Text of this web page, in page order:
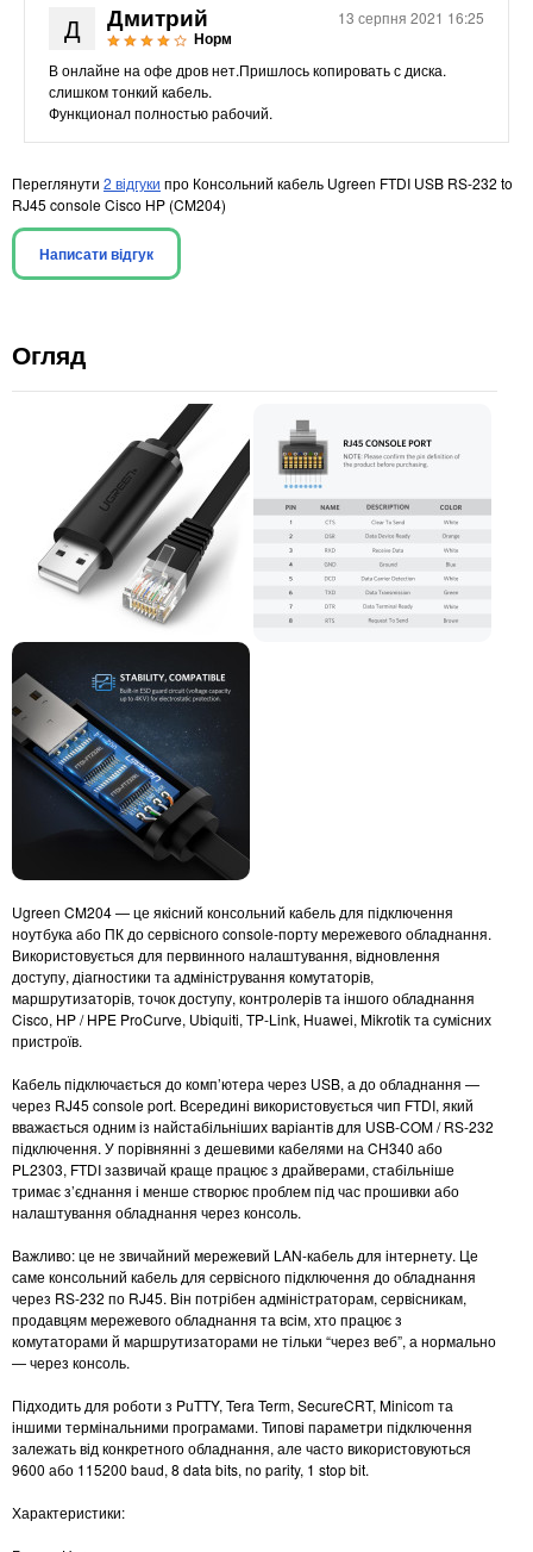
13 серпня 2021 16:25
Д Дмитрий
Норм
В онлайне на офе дров нет.Пришлось копировать с диска.
слишком тонкий кабель.
Функционал полностью рабочий.
Переглянути 2 відгуки про Консольний кабель Ugreen FTDI USB RS-232 to
RJ45 console Cisco HP (CM204)
Написати відгук
Огляд
Ugreen CM204 — це якісний консольний кабель для підключення
ноутбука або ПК до сервісного console-порту мережевого обладнання.
Використовується для первинного налаштування, відновлення
доступу, діагностики та адміністрування комутаторів,
маршрутизаторів, точок доступу, контролерів та іншого обладнання
Cisco, HP / HPE ProCurve, Ubiquiti, TP-Link, Huawei, Mikrotik та сумісних
пристроїв.
Кабель підключається до комп’ютера через USB, а до обладнання —
через RJ45 console port. Всередині використовується чип FTDI, який
вважається одним із найстабільніших варіантів для USB-COM / RS-232
підключення. У порівнянні з дешевими кабелями на CH340 або
PL2303, FTDI зазвичай краще працює з драйверами, стабільніше
тримає з’єднання і менше створює проблем під час прошивки або
налаштування обладнання через консоль.
Важливо: це не звичайний мережевий LAN-кабель для інтернету. Це
саме консольний кабель для сервісного підключення до обладнання
через RS-232 по RJ45. Він потрібен адміністраторам, сервісникам,
продавцям мережевого обладнання та всім, хто працює з
комутаторами й маршрутизаторами не тільки “через веб”, а нормально
— через консоль.
Підходить для роботи з PuTTY, Tera Term, SecureCRT, Minicom та
іншими термінальними програмами. Типові параметри підключення
залежать від конкретного обладнання, але часто використовуються
9600 або 115200 baud, 8 data bits, no parity, 1 stop bit.
Характеристики: